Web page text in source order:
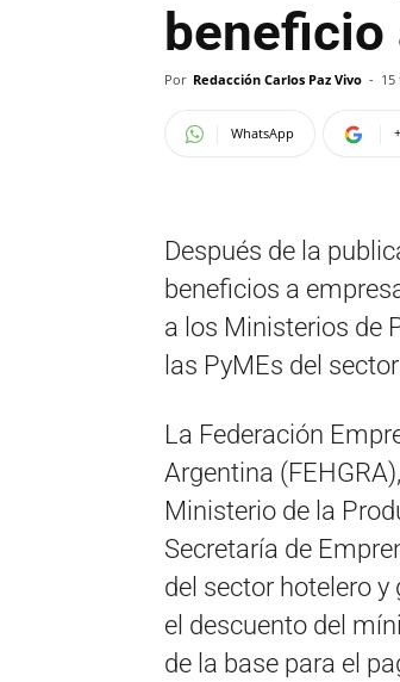
beneficio
Por Redacción Carlos Paz Vivo -
WhatsApp
Después de la
beneficios a
a los Ministerios de
las PyMEs del
La Federación
Argentina
Ministerio de la
Secretaría de
del sector hotelero
el descuento del
de la base para el